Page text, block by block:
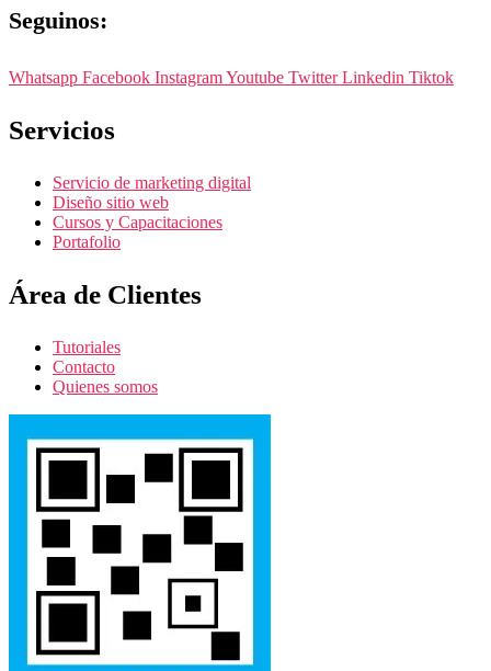
Seguinos:
Whatsapp Facebook InstagramYoutube Twitter Linkedin Tiktok
Servicios
Servicio de marketing digital
Diseño sitio web
Cursos y Capacitaciones
Portafolio
Área de Clientes
Tutoriales
Contacto
Quienes somos